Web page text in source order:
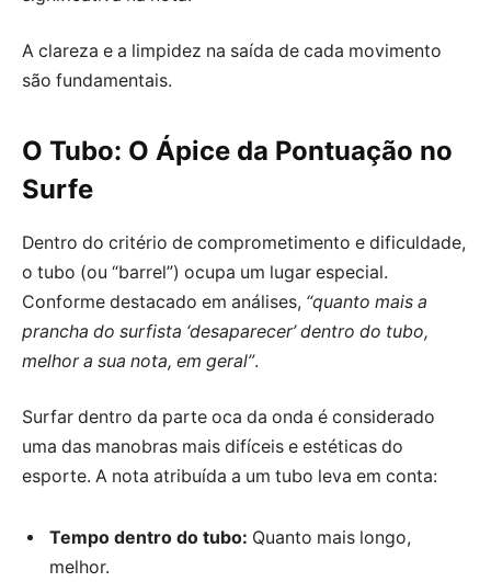
A clareza e a limpidez na saída de cada movimento
são fundamentais.
O Tubo: O Ápice da Pontuação no
Surfe
Dentro do critério de comprometimento e dificuldade,
o tubo (ou “barrel”) ocupa um lugar especial.
Conforme destacado em análises, “quanto mais a
prancha do surfista ‘desaparecer’ dentro do tubo,
melhor a sua nota, em geral”.
Surfar dentro da parte oca da onda é considerado
uma das manobras mais difíceis e estéticas do
esporte. A nota atribuída a um tubo leva em conta:
Tempo dentro do tubo: Quanto mais longo,
melhor.